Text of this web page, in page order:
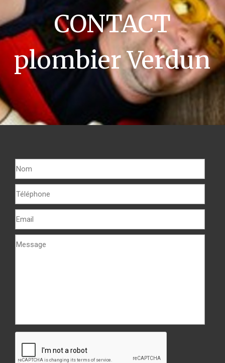
CONTACT
plombier Verdun